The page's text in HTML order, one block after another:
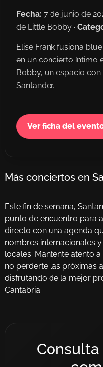
Fecha: 7 de junio de
de Little Bobby ·
Elise Frank fusiona
en un concierto íntimo
Bobby, un espacio
Santander.
Ver ficha del
Más conciertos en
Este fin de semana,
punto de encuentro para
directo con una agenda
nombres internacionales
locales. Mantente atento
no perderte las próximas
disfrutando de la mejor
Cantabria.